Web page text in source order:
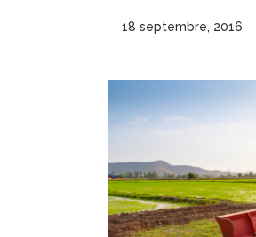
18 septembre, 2016